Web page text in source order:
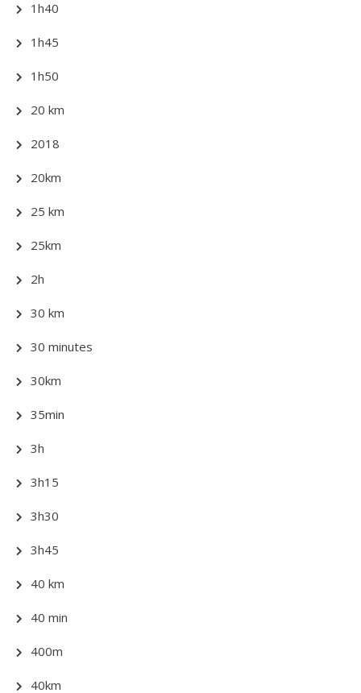
1h40
1h45
1h50
20 km
2018
20km
25 km
25km
2h
30 km
30 minutes
30km
35min
3h
3h15
3h30
3h45
40 km
40 min
400m
40km